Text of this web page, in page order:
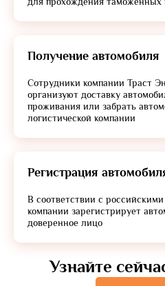
Получение автомобиля
Сотрудники компании Траст
организуют доставку
проживания или забрать
логистической компании
Регистрация
В соответствии с
компании зарегистрирует
доверенное лицо
Узнайте